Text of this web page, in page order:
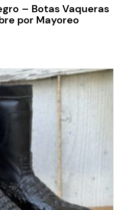
– Botas Vaqueras
por Mayoreo